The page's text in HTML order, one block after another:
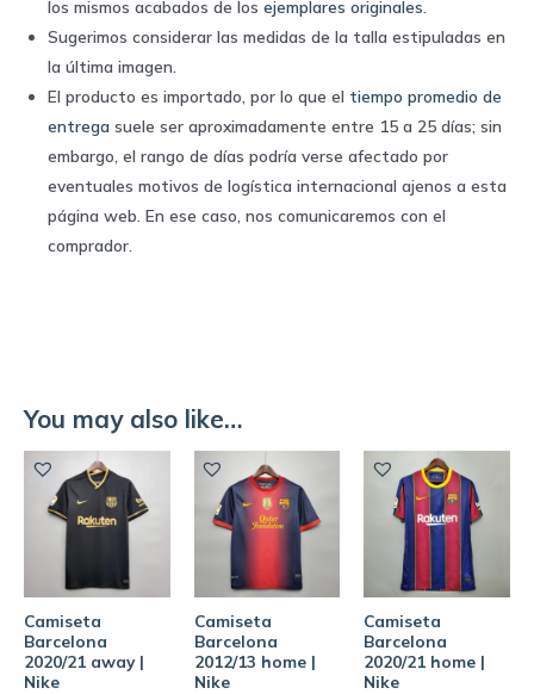
los mismos acabados de los ejemplares originales
Sugerimos considerar las medidas de la talla estipuladas en
la última imagen.
El producto es importado, por lo que el tiempo promedio de
entrega suele ser aproximadamente entre 15 a 25 días; sin
embargo, el rango de días podría verse afectado por
eventuales motivos de logística internacional ajenos a esta
página web. En ese caso, nos comunicaremos con el
comprador.
You may also like…
Camiseta
Barcelona
2020/21 away |
Nike
Camiseta
Barcelona
2012/13 home |
Nike
Camiseta
Barcelona
2020/21 home |
Nike